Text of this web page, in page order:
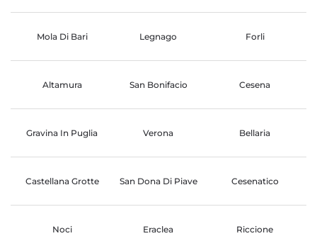
Mola Di Bari Legnago Forli
Altamura San Bonifacio Cesena
Gravina In Puglia Verona Bellaria
Castellana Grotte San Dona Di Piave Cesenatico
Noci Eraclea Riccione